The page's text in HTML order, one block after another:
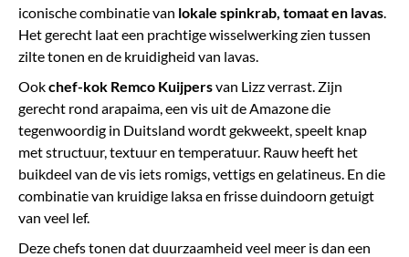
iconische combinatie van lokale spinkrab, tomaat en lavas.
Het gerecht laat een prachtige wisselwerking zien tussen
zilte tonen en de kruidigheid van lavas.
Ookchef-kok Remco Kuijpersvan Lizz verrast. Zijn
gerecht rond arapaima, een vis uit de Amazone die
tegenwoordig in Duitsland wordt gekweekt, speelt knap
met structuur, textuur en temperatuur. Rauw heeft het
buikdeel van de vis iets romigs, vettigs en gelatineus. En die
combinatie van kruidige laksa en frisse duindoorn getuigt
van veel lef.
Deze chefs tonen dat duurzaamheid veel meer is dan een